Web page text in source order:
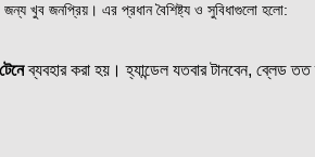
খুব জনপ্রিয়। এর প্রধান বৈশিষ্ট্য ও সুবিধাগুলো হলো:
ব্যবহার করা হয়। হ্যান্ডেল যতবার টানবেন, ব্লেড